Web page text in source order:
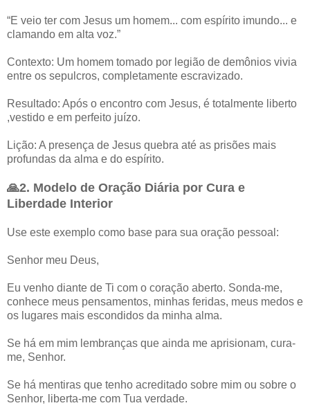
“E veio ter com Jesus um homem... com espírito imundo... e
clamando em alta voz.”
Contexto: Um homem tomado por legião de demônios vivia
entre os sepulcros, completamente escravizado.
Resultado: Após o encontro com Jesus, é totalmente liberto
,vestido e em perfeito juízo.
Lição: A presença de Jesus quebra até as prisões mais
profundas da alma e do espírito.
🙏2. Modelo de Oração Diária por Cura e
Liberdade Interior
Use este exemplo como base para sua oração pessoal:
Senhor meu Deus,
Eu venho diante de Ti com o coração aberto. Sonda-me,
conhece meus pensamentos, minhas feridas, meus medos e
os lugares mais escondidos da minha alma.
Se há em mim lembranças que ainda me aprisionam, cura-
me, Senhor.
Se há mentiras que tenho acreditado sobre mim ou sobre o
Senhor, liberta-me com Tua verdade.